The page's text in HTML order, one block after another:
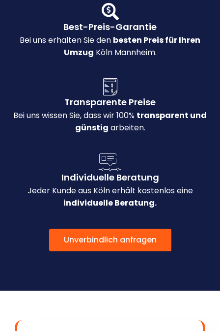
Best-Preis-Garantie
Bei uns erhalten Sie den besten Preis für Ihren
Umzug Köln Mannheim.
Transparente Preise
Bei uns wissen Sie, dass wir 100% transparent und
günstig arbeiten.
Individuelle Beratung
Jeder Kunde aus Köln erhält kostenlos eine
individuelle Beratung.
Unverbindlich anfragen